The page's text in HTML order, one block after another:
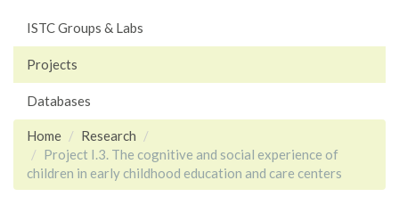
ISTC Groups & Labs
Projects
Databases
Home
Research
Project I.3. The cognitive and social experience of
children in early childhood education and care centers